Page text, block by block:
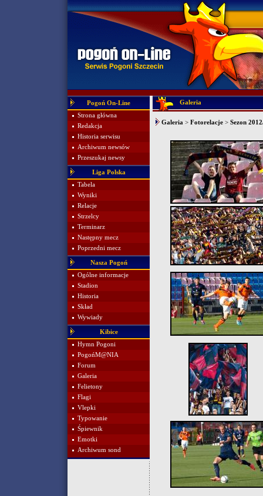
Pogoń On-Line
Strona główna
Redakcja
Historia serwisu
Archiwum newsów
Przeszukaj newsy
Liga Polska
Tabela
Wyniki
Relacje
Strzelcy
Terminarz
Następny mecz
Poprzedni mecz
Nasza Pogoń
Ogólne informacje
Stadion
Historia
Skład
Wywiady
Kibice
Hymn Pogoni
PogońM@NIA
Forum
Galeria
Felietony
Flagi
Vlepki
Typowanie
Śpiewnik
Emotki
Archiwum sond
Galeria
Galeria > Fotorelacje > Sezon